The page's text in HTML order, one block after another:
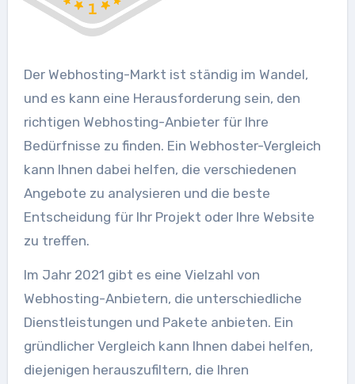
Der Webhosting-Markt ist ständig im Wandel,
und es kann eine Herausforderung sein, den
richtigen Webhosting-Anbieter für Ihre
Bedürfnisse zu finden. Ein Webhoster-Vergleich
kann Ihnen dabei helfen, die verschiedenen
Angebote zu analysieren und die beste
Entscheidung für Ihr Projekt oder Ihre Website
zu treffen.
Im Jahr 2021 gibt es eine Vielzahl von
Webhosting-Anbietern, die unterschiedliche
Dienstleistungen und Pakete anbieten. Ein
gründlicher Vergleich kann Ihnen dabei helfen,
diejenigen herauszufiltern, die Ihren